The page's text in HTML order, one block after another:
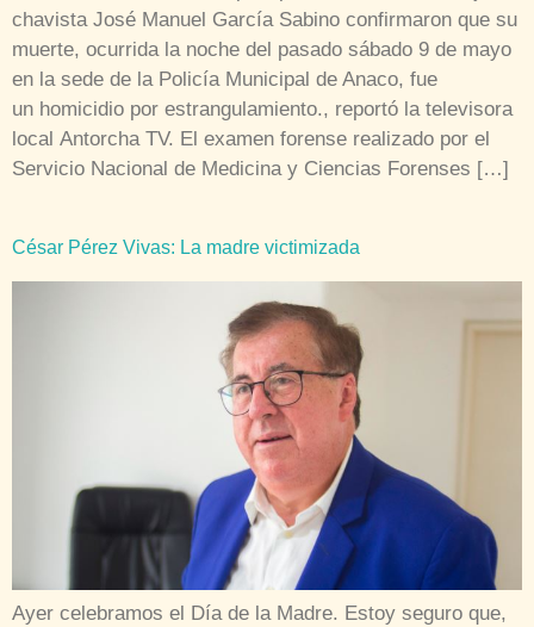
chavista José Manuel García Sabino confirmaron que su
muerte, ocurrida la noche del pasado sábado 9 de mayo
en la sede de la Policía Municipal de Anaco, fue
un homicidio por estrangulamiento., reportó la televisora
local Antorcha TV. El examen forense realizado por el
Servicio Nacional de Medicina y Ciencias Forenses […]
César Pérez Vivas: La madre victimizada
Ayer celebramos el Día de la Madre. Estoy seguro que,